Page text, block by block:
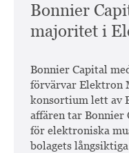
Bonnier
majoritet i
Bonnier Capital
förvärvar Elektron
konsortium lett av
affären tar Bonnier
för elektroniska
bolagets